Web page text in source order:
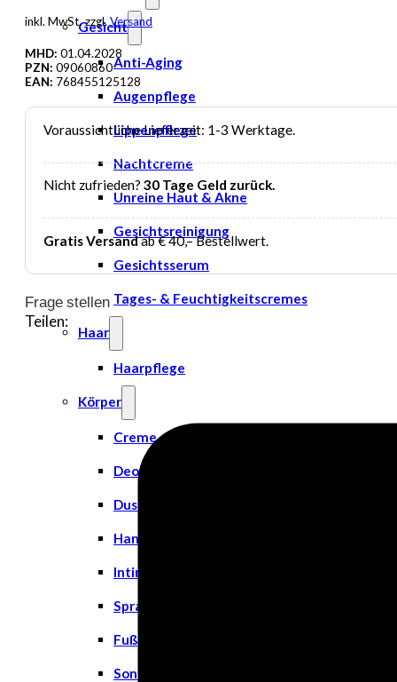
Gesicht
Anti-Aging
Augenpflege
Lippenpflege
Nachtcreme
Unreine Haut & Akne
Gesichtsreinigung
Gesichtsserum
Tages- & Feuchtigkeitscremes
Haar
Haarpflege
Körper
Creme
Deodorant
Duschgel
Handpflege
Intimpflege
Spray
Fußpflege
Sonnenschutz
inkl. MwSt. zzgl.Versand
MHD: 01.04.2028
PZN: 09060860
EAN: 768455125128
Voraussichtliche Lieferzeit: 1-3 Werktage.
Nicht zufrieden? 30 Tage Geld zurück.
Gratis Versandab € 40,– Bestellwert.
Frage stellen
Teilen: